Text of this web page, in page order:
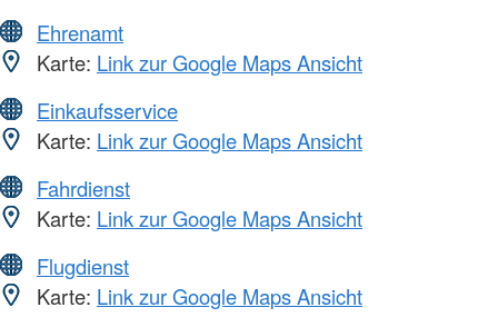
Ehrenamt
Karte: Link zur Google Maps Ansicht
Einkaufsservice
Karte: Link zur Google Maps Ansicht
Fahrdienst
Karte: Link zur Google Maps Ansicht
Flugdienst
Karte: Link zur Google Maps Ansicht